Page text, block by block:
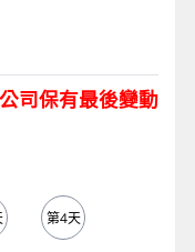
司保有最後變動
第4天